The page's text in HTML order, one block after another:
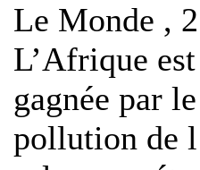
Le Monde ,
L’Afrique
gagnée par
pollution de